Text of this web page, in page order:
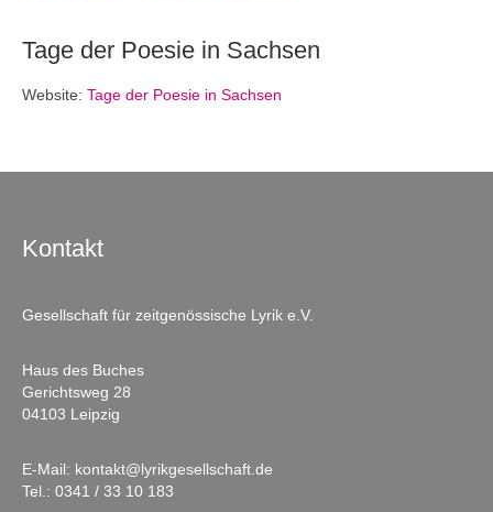
Tage der Poesie in Sachsen
Website: Tage der Poesie in Sachsen
Kontakt
Gesellschaft für zeitgenössische Lyrik e.V.
Haus des Buches
Gerichtsweg 28
04103 Leipzig
E-Mail: kontakt@lyrikgesellschaft.de
Tel.: 0341 / 33 10 183